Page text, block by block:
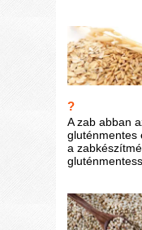
?
A zab abban
gluténmentes
a